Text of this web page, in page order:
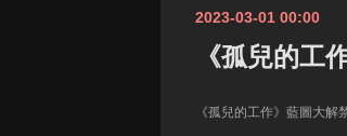
2023-03-01 00:00
《孤兒的工
《孤兒的工作》藍圖大解